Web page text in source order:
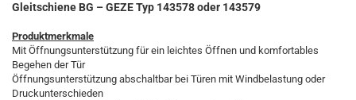
Gleitschiene BG – GEZE Typ 143578 oder 143579
Produktmerkmale
Mit Öffnungsunterstützung für ein leichtes Öffnen und komfortables
Begehen der Tür
Öffnungsunterstützung abschaltbar bei Türen mit Windbelastung oder
Druckunterschieden